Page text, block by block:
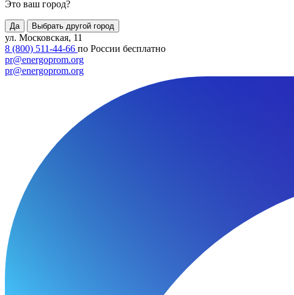
Это ваш город?
Да Выбрать другой город
ул. Московская, 11
8 (800) 511-44-66 по России бесплатно
pr@energoprom.org
pr@energoprom.org